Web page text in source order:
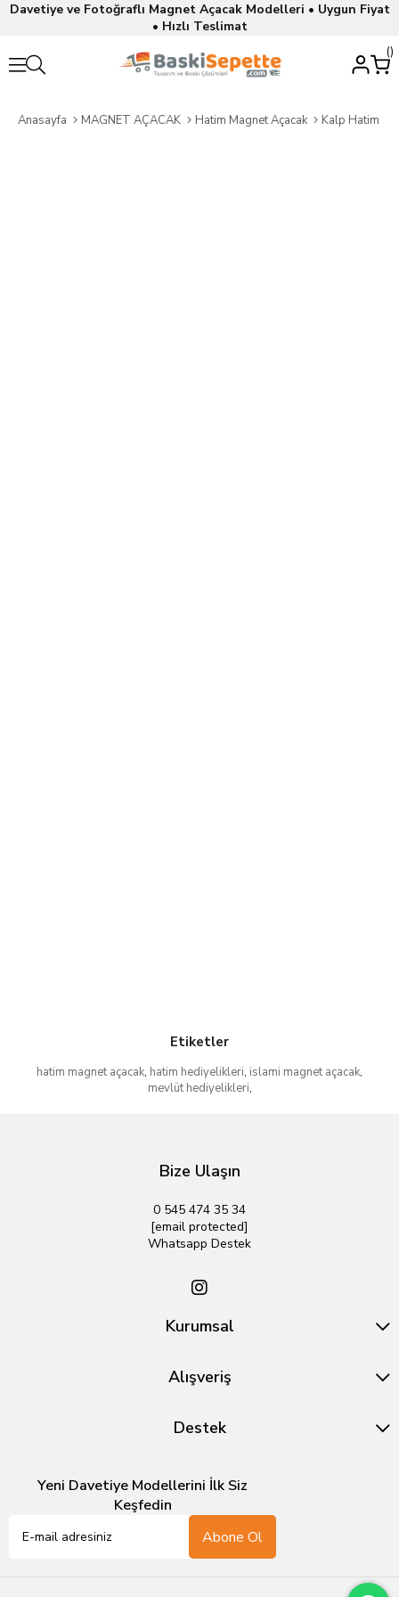
Davetiye ve Fotoğraflı Magnet Açacak Modelleri • Uygun Fiyat
• Hızlı Teslimat
Anasayfa MAGNET AÇACAK Hatim Magnet Açacak Kalp Hatim
Etiketler
hatim magnet açacak, hatim hediyelikleri, islami magnet açacak,
mevlüt hediyelikleri,
Bize Ulaşın
0 545 474 35 34
[email protected]
Whatsapp Destek
Kurumsal
Alışveriş
Destek
Yeni Davetiye Modellerini İlk Siz
Keşfedin
Abone Ol